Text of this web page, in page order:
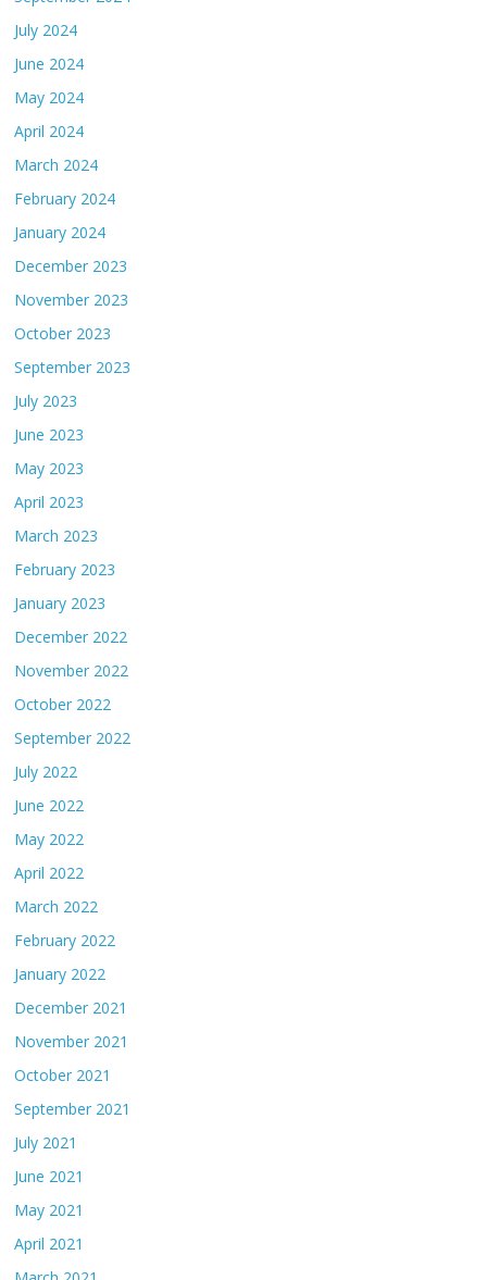
July 2024
June 2024
May 2024
April 2024
March 2024
February 2024
January 2024
December 2023
November 2023
October 2023
September 2023
July 2023
June 2023
May 2023
April 2023
March 2023
February 2023
January 2023
December 2022
November 2022
October 2022
September 2022
July 2022
June 2022
May 2022
April 2022
March 2022
February 2022
January 2022
December 2021
November 2021
October 2021
September 2021
July 2021
June 2021
May 2021
April 2021